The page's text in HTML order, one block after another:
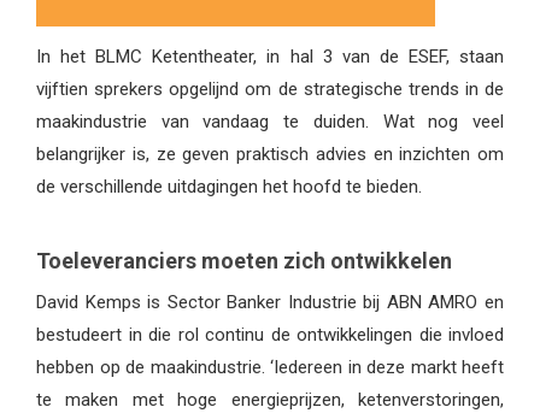
In het BLMC Ketentheater, in hal 3 van de ESEF, staan
vijftien sprekers opgelijnd om de strategische trends in de
maakindustrie van vandaag te duiden. Wat nog veel
belangrijker is, ze geven praktisch advies en inzichten om
de verschillende uitdagingen het hoofd te bieden.
Toeleveranciers moeten zich ontwikkelen
David Kemps is Sector Banker Industrie bij ABN AMRO en
bestudeert in die rol continu de ontwikkelingen die invloed
hebben op de maakindustrie. ‘Iedereen in deze markt heeft
te maken met hoge energieprijzen, ketenverstoringen,